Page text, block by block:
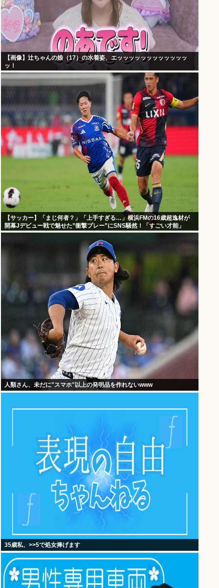
【画像】辻ちゃんの娘（17）の水着姿、エッッッッッッッッッッッッ
ッ！
【サッカー】「まじ何者？」「上手すぎる…」横浜FMの16歳超逸材が
開幕Jデビュー戦で魅せた”衝撃プレー”にSNS騒然！「すごい才能」
人類さん、未だに"スマホ"以上の発明品を作れないwww
35歳私、>>5で処女捧げます